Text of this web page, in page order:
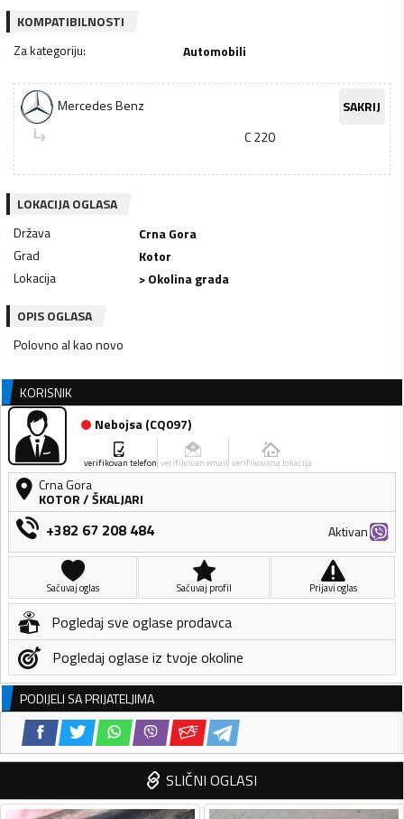
KOMPATIBILNOSTI
Za kategoriju: Automobili
Mercedes Benz
SAKRIJ
C 220
LOKACIJA OGLASA
Država
Crna Gora
Grad
Kotor
Lokacija
> Okolina grada
OPIS OGLASA
Polovno al kao novo
KORISNIK
Nebojsa(CQ097)
verifikovan telefon verifikovan email verifikovana lokacija
Crna Gora
KOTOR/ŠKALJARI
+382 67 208 484 Aktivan
Sačuvaj oglas Sačuvaj profil Prijavi oglas
Pogledaj sve oglase prodavca
Pogledaj oglase iz tvoje okoline
PODIJELI SA PRIJATELJIMA
SLIČNI OGLASI